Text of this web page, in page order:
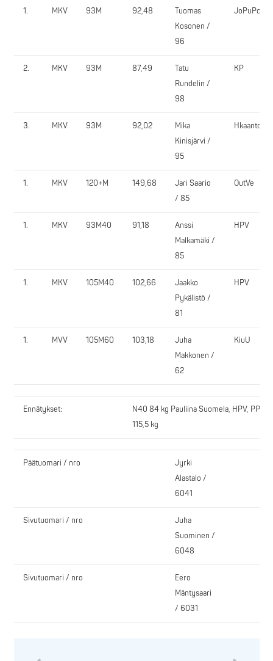
1. MKV 93M 92,48
Tuomas
Kosonen /
96
JoPuPo
2. MKV 93M 87,49
Tatu
Rundelin /
98
KP
3. MKV 93M 92,02
Mika
Kinisjärvi /
95
Hkaanto
1. MKV 120+M 149,68
Jari Saario
/ 85
OutVe
1. MKV 93M40 91,18
Anssi
Malkamäki /
85
HPV
1. MKV 105M40 102,66
Jaakko
Pykälistö /
81
HPV
1. MVV 105M60 103,18
Juha
Makkonen /
62
KiuU
Ennätykset:
N40 84 kg Pauliina Suomela, HPV, PP
115,5 kg
Päätuomari / nro
Jyrki
Alastalo /
6041
Sivutuomari / nro
Juha
Suominen /
6048
Sivutuomari / nro
Eero
Mäntysaari
/ 6031